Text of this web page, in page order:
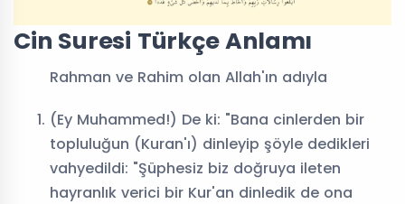
Cin Suresi Türkçe Anlamı
Rahman ve Rahim olan Allah'ın adıyla
(Ey Muhammed!) De ki: "Bana cinlerden bir
topluluğun (Kuran'ı) dinleyip şöyle dedikleri
vahyedildi: "Şüphesiz biz doğruya ileten
hayranlık verici bir Kur'an dinledik de ona